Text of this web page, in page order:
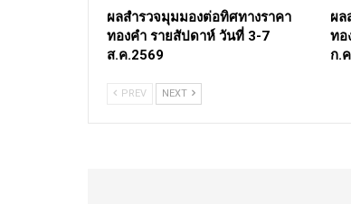
ผลสำรวจมุมมองต่อทิศทางราคา
ทองคำ รายสัปดาห์ วันที่ 3-7
ส.ค.2569
ผล
ทอ
ก.
PREV NEXT